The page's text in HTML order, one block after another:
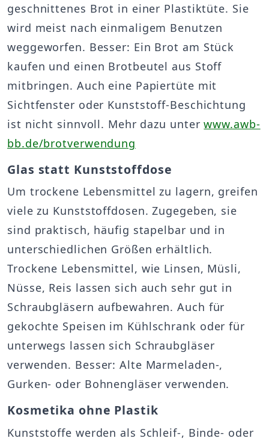
geschnittenes Brot in einer Plastiktüte. Sie
wird meist nach einmaligem Benutzen
weggeworfen. Besser: Ein Brot am Stück
kaufen und einen Brotbeutel aus Stoff
mitbringen. Auch eine Papiertüte mit
Sichtfenster oder Kunststoff-Beschichtung
ist nicht sinnvoll. Mehr dazu unterwww.awb-
bb.de/brotverwendung
Glas statt Kunststoffdose
Um trockene Lebensmittel zu lagern, greifen
viele zu Kunststoffdosen. Zugegeben, sie
sind praktisch, häufig stapelbar und in
unterschiedlichen Größen erhältlich.
Trockene Lebensmittel, wie Linsen, Müsli,
Nüsse, Reis lassen sich auch sehr gut in
Schraubgläsern aufbewahren. Auch für
gekochte Speisen im Kühlschrank oder für
unterwegs lassen sich Schraubgläser
verwenden. Besser: Alte Marmeladen-,
Gurken- oder Bohnengläser verwenden.
Kosmetika ohne Plastik
Kunststoffe werden als Schleif-, Binde- oder